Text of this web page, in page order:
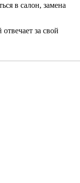
в салон, замена
за свой